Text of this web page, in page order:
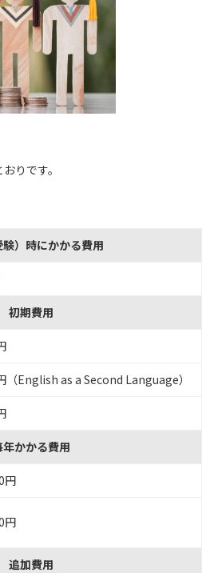
りです。
）時にかかる費用
初期費用
（English as a Second Language）
年かかる費用
円
円
追加費用